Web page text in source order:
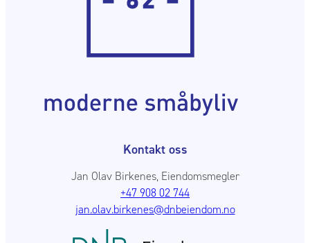
Kontakt oss
Jan Olav Birkenes, Eiendomsmegler
+47 908 02 744
jan.olav.birkenes@dnbeiendom.no